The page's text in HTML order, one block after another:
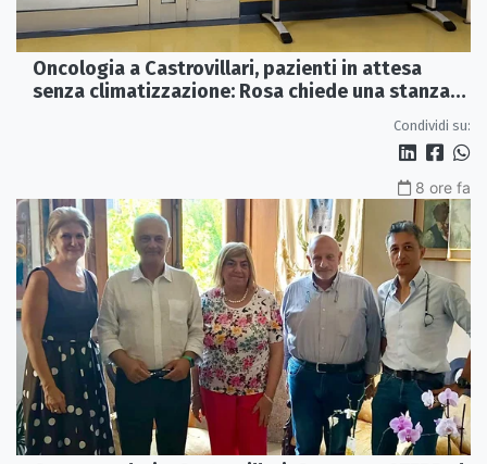
Oncologia a Castrovillari, pazienti in attesa
senza climatizzazione: Rosa chiede una stanza
Condividi su:
8 ore fa